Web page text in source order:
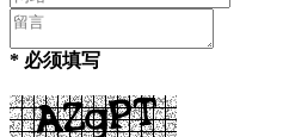
* 必须填写